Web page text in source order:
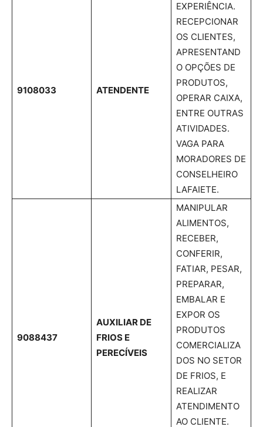
9108033 ATENDENTE
EXPERIÊNCIA.
RECEPCIONAR
OS CLIENTES,
APRESENTAND
O OPÇÕES DE
PRODUTOS,
OPERAR CAIXA,
ENTRE OUTRAS
ATIVIDADES.
VAGA PARA
MORADORES DE
CONSELHEIRO
LAFAIETE.
9088437
AUXILIAR DE
FRIOS E
PERECÍVEIS
MANIPULAR
ALIMENTOS,
RECEBER,
CONFERIR,
FATIAR, PESAR,
PREPARAR,
EMBALAR E
EXPOR OS
PRODUTOS
COMERCIALIZA
DOS NO SETOR
DE FRIOS, E
REALIZAR
ATENDIMENTO
AO CLIENTE.